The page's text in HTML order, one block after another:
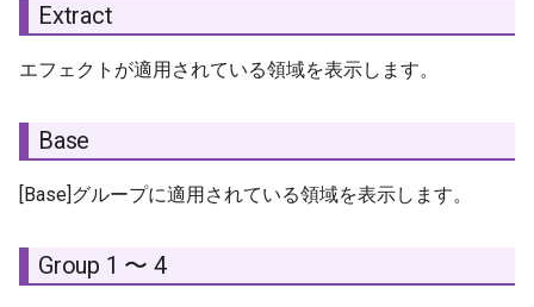
Extract
エフェクトが適用されている領域を表示します。
Base
[Base]グループに適用されている領域を表示します。
Group 1 〜 4